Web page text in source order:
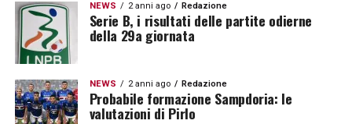
NEWS 2 anni ago Redazione
Serie B, i risultati delle partite odierne
della 29a giornata
NEWS 2 anni ago Redazione
Probabile formazione Sampdoria: le
valutazioni di Pirlo